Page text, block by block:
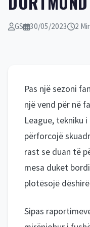
GS 30/05/2023 2
Pas një sezoni
një vend për në
League, tekniku
përforcojë
rast se duan të
mesa duket
plotësojë
Sipas